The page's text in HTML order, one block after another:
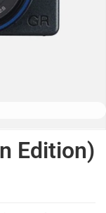
Edition)